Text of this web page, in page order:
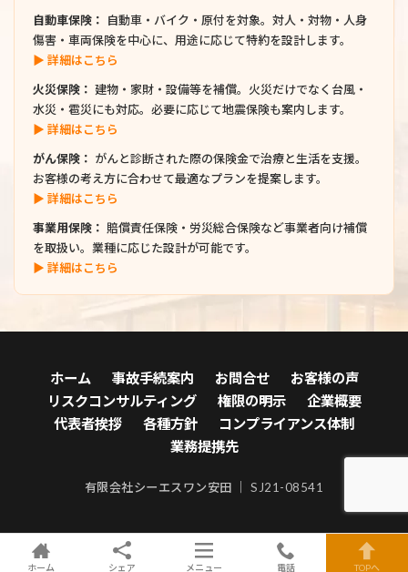
自動車保険：
自動車・バイク・原付を対象。対人・対物・人身
傷害・車両保険を中心に、用途に応じて特約を設計します。
▶ 詳細はこちら
火災保険： 建物・家財・設備等を補償。火災だけでなく台風・
水災・雹災にも対応。必要に応じて地震保険も案内します。
▶ 詳細はこちら
がん保険： がんと診断された際の保険金で治療と生活を支援。
お客様の考え方に合わせて最適なプランを提案します。
▶ 詳細はこちら
事業用保険： 賠償責任保険・労災総合保険など事業者向け補償
を取扱い。業種に応じた設計が可能です。
▶ 詳細はこちら
ホーム 事故手続案内 お問合せ
お客様の声
リスクコンサルティング
権限の明示
企業概要
代表者挨拶
各種方針
コンプライアンス体制
業務提携先
有限会社シーエスワン安田 ｜ SJ21-08541
ホーム シェア メニュー 電話 TOPへ